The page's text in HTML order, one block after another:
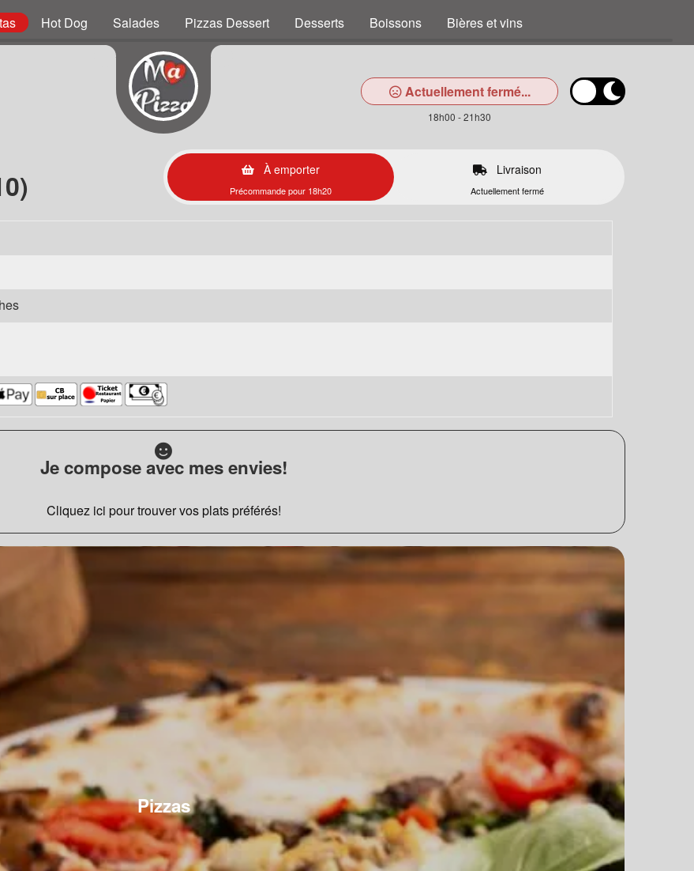
Hot Dog Salades Pizzas Dessert Desserts Boissons Bières et vins
Actuellement fermé...
18h00 - 21h30
À emporter
Précommande pour 18h20
Livraison
Actuellement fermé
Je compose avec mes envies!
Cliquez ici pour trouver vos plats préférés!
Pizzas